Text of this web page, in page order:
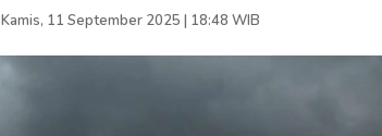
Kamis, 11 September 2025 | 18:48 WIB